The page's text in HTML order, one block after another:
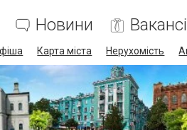
Новини
Карта міста Нерухомість